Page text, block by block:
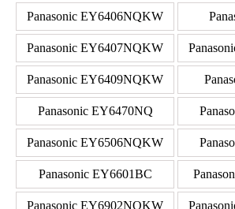
Panasonic EY6406NQKW
Panasonic EY6407NQKW
Panasonic EY6409NQKW
Panasonic EY6470NQ
Panasonic EY6506NQKW
Panasonic EY6601BC
Panasonic EY6902NQKW